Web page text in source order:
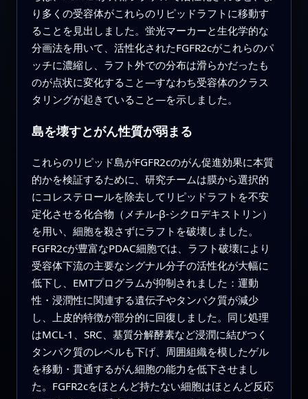
り多くの受容体がこれらのリピッドラフトに移動す
ることを見出しました。蛍光マーカーと生化学的な
分画法を用いて、活性化されたFGFR2cがこれらのパ
ッチに濃縮し、ラフト外での分布は滑らかだったも
のが点状に変化すること—すなわち受容体のクラス
タリングが起きていること—を示しました。
島を壊すとがん性質が弱まる
これらのリピッド島がFGFR2cのがん促進効果に本質
的かを検証するために、研究チームは膜から選択的
にコレステロールを除去してリピッドラフトを不安
定化させる化合物（メチル-β-シクロデキストリン）
を用い、細胞を殺さずにラフトを破壊しました。
FGFR2cが豊富なPDAC細胞では、ラフト破壊により
受容体下流の主要なシグナル分子の活性化が大幅に
低下し、EMTプログラムが抑制されました：運動
性・浸潤性に関連する遺伝子やタンパク質が減少
し、上皮的特徴が部分的に回復しました。同じ処理
はMCL-1、SRC、基質分解酵素など浸潤に結びつく
タンパク質のレベルも下げ、周囲組織を模したゲル
を移動・貫通するがん細胞の能力を低下させまし
た。FGFR2cをほとんど持たない細胞はほとんど反応